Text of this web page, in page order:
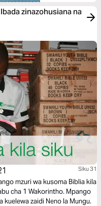
zinazohusiana na
Siku 31
mzuri wa kusoma Biblia kila
cha 1 Wakorintho. Mpango
kuelewa zaidi Neno la Mungu.